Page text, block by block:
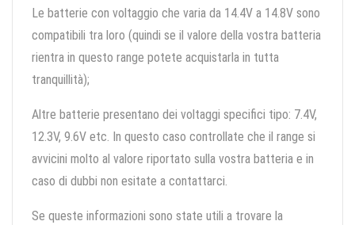
Le batterie con voltaggio che varia da 14.4V a 14.8V sono
compatibili tra loro (quindi se il valore della vostra batteria
rientra in questo range potete acquistarla in tutta
tranquillità);
Altre batterie presentano dei voltaggi specifici tipo: 7.4V,
12.3V, 9.6V etc. In questo caso controllate che il range si
avvicini molto al valore riportato sulla vostra batteria e in
caso di dubbi non esitate a contattarci.
Se queste informazioni sono state utili a trovare la